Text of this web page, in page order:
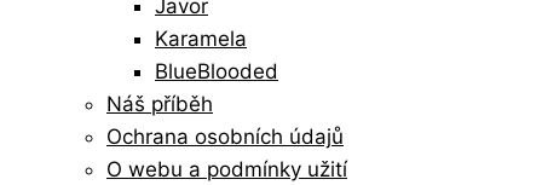
Javor
Karamela
BlueBlooded
Náš příběh
Ochrana osobních údajů
O webu a podmínky užití